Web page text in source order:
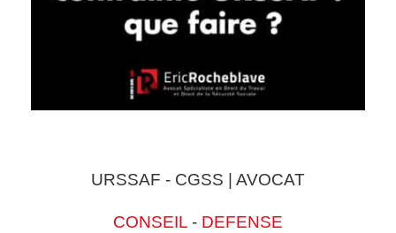
URSSAF - CGSS | AVOCAT
CONSEIL - DEFENSE